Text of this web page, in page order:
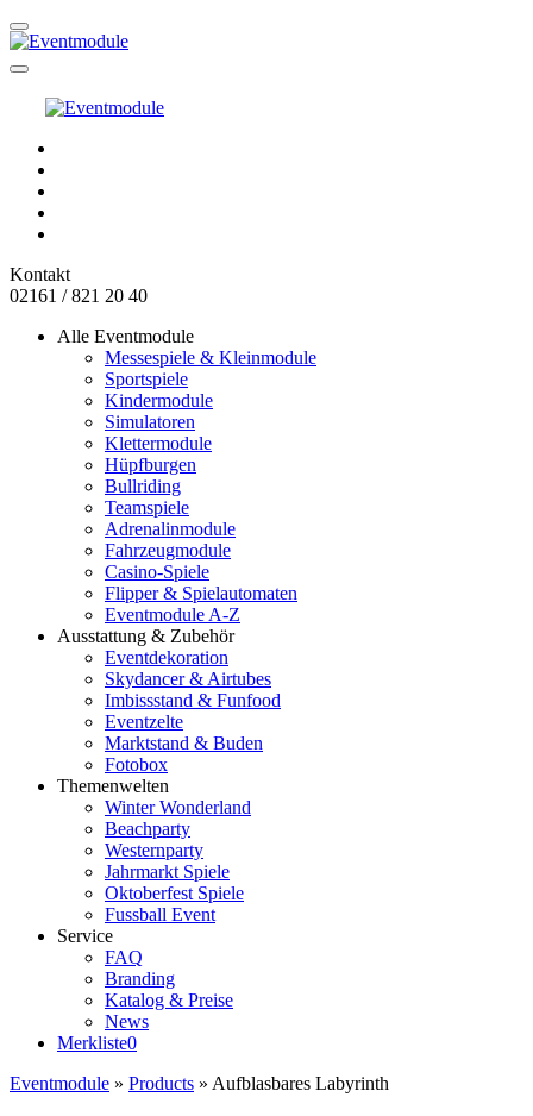
Kontakt
02161 / 821 20 40
Alle Eventmodule
Messespiele & Kleinmodule
Sportspiele
Kindermodule
Simulatoren
Klettermodule
Hüpfburgen
Bullriding
Teamspiele
Adrenalinmodule
Fahrzeugmodule
Casino-Spiele
Flipper & Spielautomaten
Eventmodule A-Z
Ausstattung & Zubehör
Eventdekoration
Skydancer & Airtubes
Imbissstand & Funfood
Eventzelte
Marktstand & Buden
Fotobox
Themenwelten
Winter Wonderland
Beachparty
Westernparty
Jahrmarkt Spiele
Oktoberfest Spiele
Fussball Event
Service
FAQ
Branding
Katalog & Preise
News
Merkliste0
Eventmodule » Products » Aufblasbares Labyrinth